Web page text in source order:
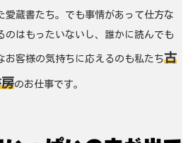
愛蔵書たち。でも事情があって仕方な
のはもったいないし、誰かに読んでも
お客様の気持ちに応えるのも私たち古
のお仕事です。